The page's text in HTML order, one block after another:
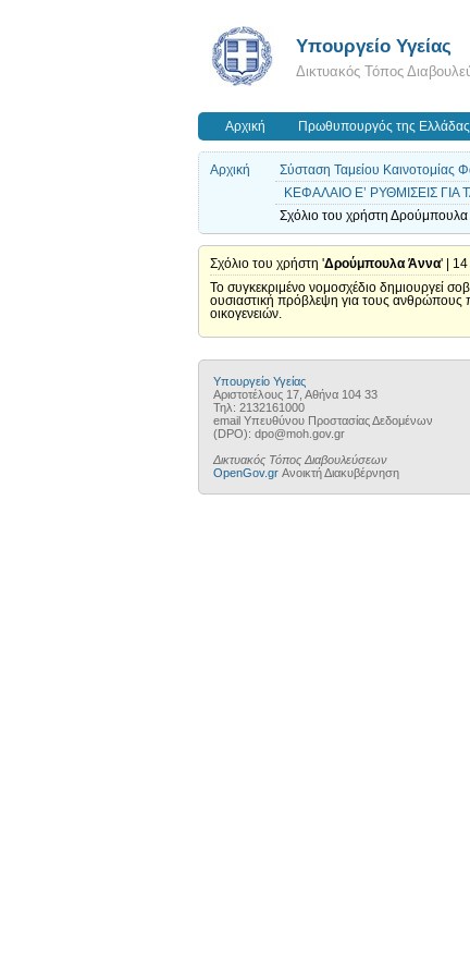
Υπουργείο Υγείας
Δικτυακός Τόπος
Αρχική Πρωθυπουργός της Ελλάδας
Αρχική
Σύσταση Ταμείου Καινοτομίας
ΚΕΦΑΛΑΙΟ Ε’ ΡΥΘΜΙΣΕΙΣ
Σχόλιο του χρήστη
Σχόλιο του χρήστη 'Δρούμπουλα Άννα' | 14
Το συγκεκριμένο νομοσχέδιο δημιουργεί
ουσιαστική πρόβλεψη για τους ανθρώπους
οικογενειών.
Υπουργείο Υγείας
Αριστοτέλους 17, Αθήνα 104 33
Τηλ: 2132161000
email Υπευθύνου Προστασίας Δεδομένων
(DPO): dpo@moh.gov.gr
Δικτυακός Τόπος Διαβουλεύσεων
OpenGov.gr Ανοικτή Διακυβέρνηση